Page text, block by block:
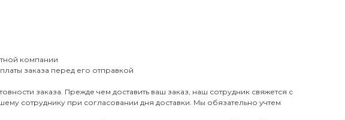
компании
заказа перед его отправкой
заказа. Прежде чем доставить ваш заказ, наш сотрудник свяжется с
сотруднику при согласовании дня доставки. Мы обязательно учтем